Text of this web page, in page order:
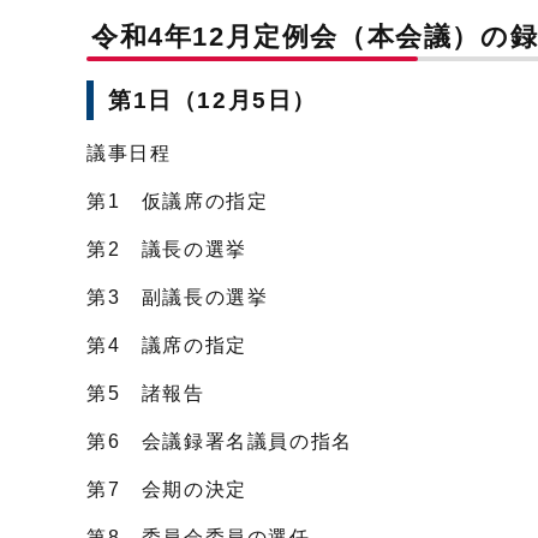
令和4年12月定例会（本会議）の
第1日（12月5日）
議事日程
第1 仮議席の指定
第2 議長の選挙
第3 副議長の選挙
第4 議席の指定
第5 諸報告
第6 会議録署名議員の指名
第7 会期の決定